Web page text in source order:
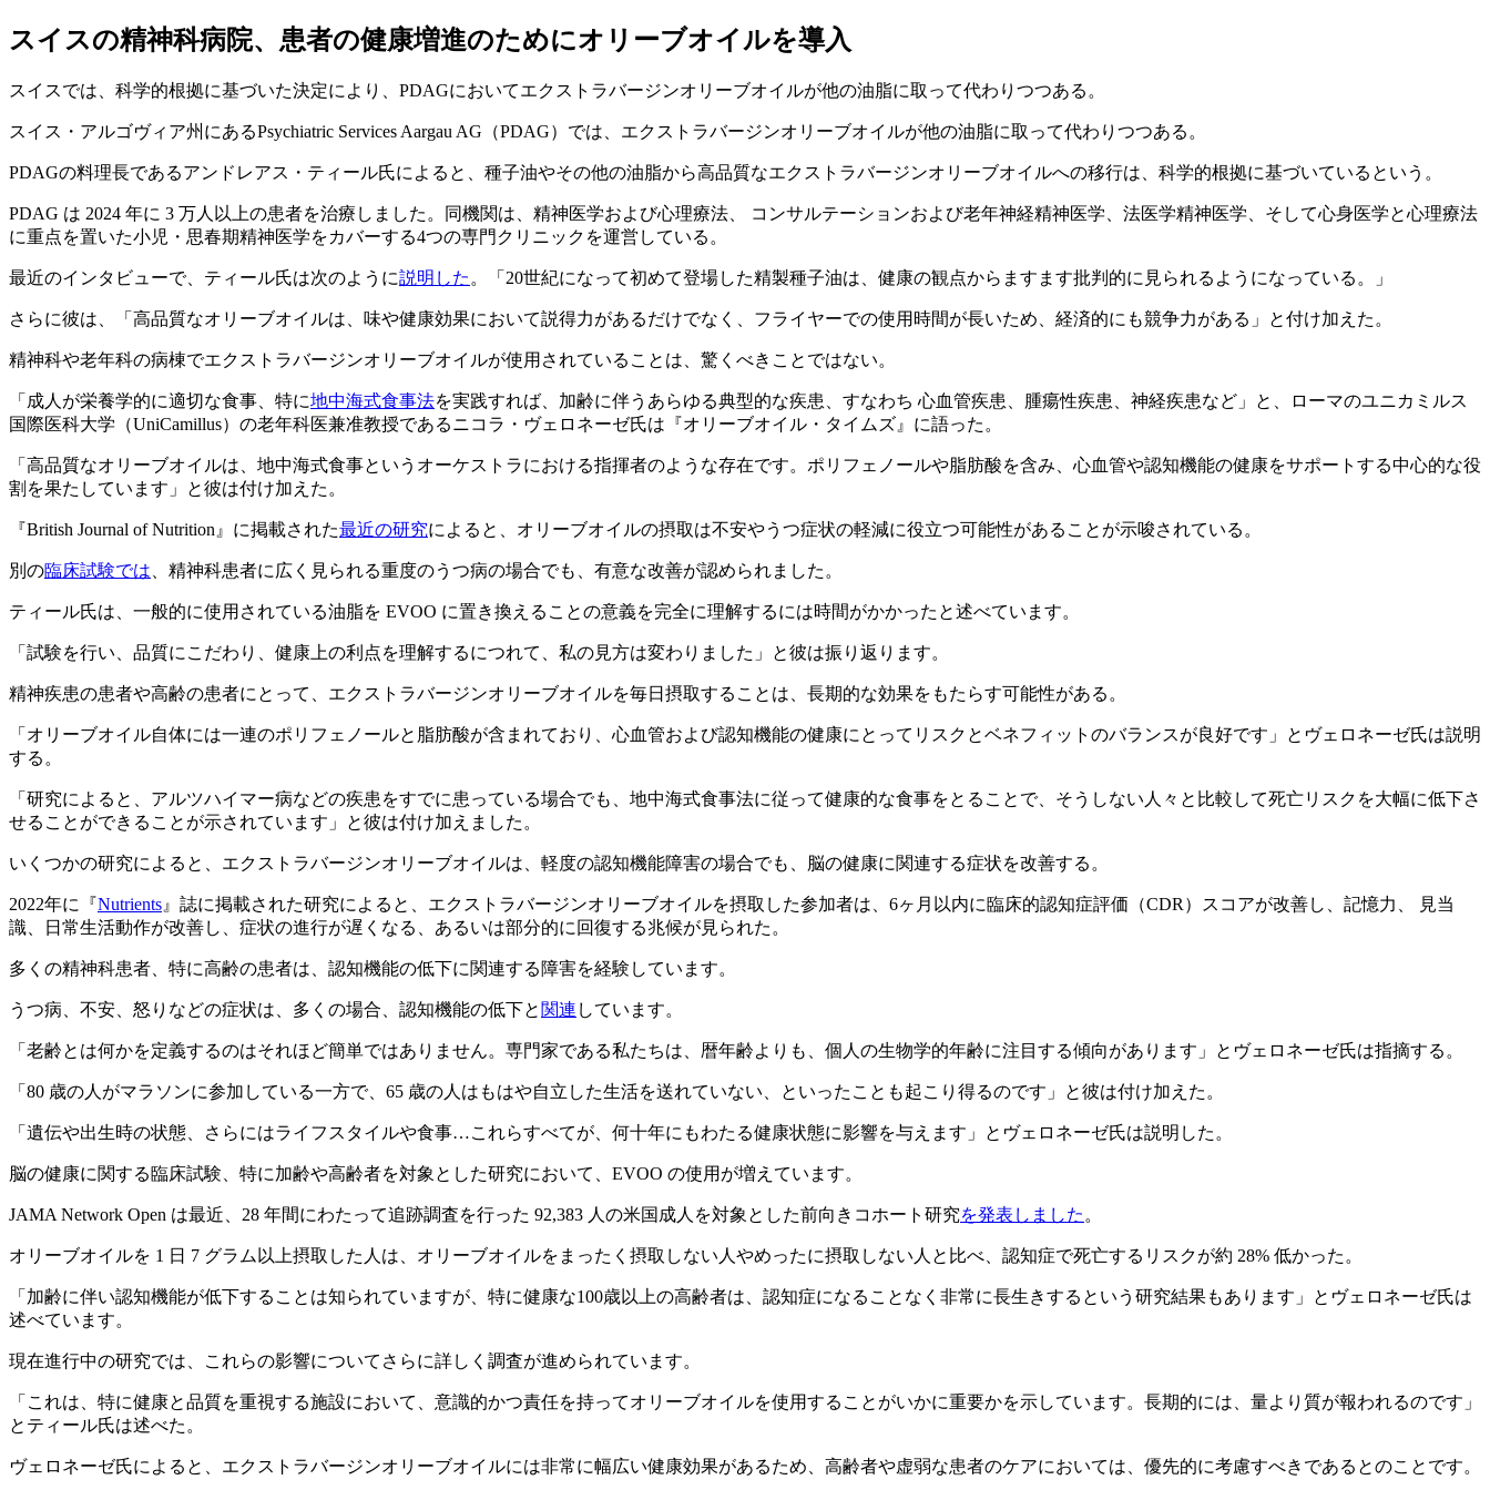
スイスの精神科病院、患者の健康増進のためにオリーブオイルを導入
スイスでは、科学的根拠に基づいた決定により、PDAGにおいてエクストラバージンオリーブオイルが他の油脂に取って代わりつつある。
スイス・アルゴヴィア州にあるPsychiatric Services Aargau AG（PDAG）では、エクストラバージンオリーブオイルが他の油脂に取って代わりつつある。
PDAGの料理長であるアンドレアス・ティール氏によると、種子油やその他の油脂から高品質なエクストラバージンオリーブオイルへの移行は、科学的根拠に基づいているという。
PDAG は 2024 年に 3 万人以上の患者を治療しました。同機関は、精神医学および心理療法、 コンサルテーションおよび老年神経精神医学、法医学精神医学、そして心身医学と心理療法
に重点を置いた小児・思春期精神医学をカバーする4つの専門クリニックを運営している。
最近のインタビューで、ティール氏は次のように説明した 。「20世紀になって初めて登場した精製種子油は、健康の観点からますます批判的に見られるようになっている。」
さらに彼は、「高品質なオリーブオイルは、味や健康効果において説得力があるだけでなく、フライヤーでの使用時間が長いため、経済的にも競争力がある」と付け加えた。
精神科や老年科の病棟でエクストラバージンオリーブオイルが使用されていることは、驚くべきことではない。
「 成人が栄養学的に適切な食事、特に地中海式食事法を実践すれば、加齢に伴うあらゆる典型的な疾患、すなわち 心血管疾患、腫瘍性疾患、神経疾患など」と、ローマのユニカミルス
国際医科大学（UniCamillus）の老年科医兼准教授であるニコラ・ヴェロネーゼ氏は『オリーブオイル・タイムズ』に語った。
「高品質なオリーブオイルは、地中海式食事というオーケストラにおける指揮者のような存在です。ポリフェノールや脂肪酸を含み、心血管や認知機能の健康をサポートする中心的な役
割を果たしています」と彼は付け加えた。
『British Journal of Nutrition』に掲載された最近の研究によると、オリーブオイルの摂取は不安やうつ症状の軽減に役立つ可能性があることが示唆されている。
別の臨床試験では 、精神科患者に広く見られる重度のうつ病の場合でも、有意な改善が認められました。
ティール氏は、一般的に使用されている油脂を EVOO に置き換えることの意義を完全に理解するには時間がかかったと述べています。
「試験を行い、品質にこだわり、健康上の利点を理解するにつれて、私の見方は変わりました」と彼は振り返ります。
精神疾患の患者や高齢の患者にとって、エクストラバージンオリーブオイルを毎日摂取することは、長期的な効果をもたらす可能性がある。
「オリーブオイル自体には一連のポリフェノールと脂肪酸が含まれており、心血管および認知機能の健康にとってリスクとベネフィットのバランスが良好です」とヴェロネーゼ氏は説明
する。
「研究によると、アルツハイマー病などの疾患をすでに患っている場合でも、地中海式食事法に従って健康的な食事をとることで、そうしない人々と比較して死亡リスクを大幅に低下さ
せることができることが示されています」と彼は付け加えました。
いくつかの研究によると、エクストラバージンオリーブオイルは、軽度の認知機能障害の場合でも、脳の健康に関連する症状を改善する。
2022年に『Nutrients 』誌に掲載された研究によると、エクストラバージンオリーブオイルを摂取した参加者は、6ヶ月以内に臨床的認知症評価（CDR）スコアが改善し、記憶力、 見当
識、日常生活動作が改善し、症状の進行が遅くなる、あるいは部分的に回復する兆候が見られた。
多くの精神科患者、特に高齢の患者は、認知機能の低下に関連する障害を経験しています。
うつ病、不安、怒りなどの症状は、多くの場合、認知機能の低下と 関連 しています。
「 老齢とは何かを定義するのはそれほど簡単ではありません。専門家である私たちは、暦年齢よりも、個人の生物学的年齢に注目する傾向があります」とヴェロネーゼ氏は指摘する。
「80 歳の人がマラソンに参加している一方で、65 歳の人はもはや自立した生活を送れていない、といったことも起こり得るのです」と彼は付け加えた。
「遺伝や出生時の状態、さらにはライフスタイルや食事…これらすべてが、何十年にもわたる健康状態に影響を与えます」とヴェロネーゼ氏は説明した。
脳の健康に関する臨床試験、特に加齢や高齢者を対象とした研究において、EVOO の使用が増えています。
JAMA Network Open は最近、28 年間にわたって追跡調査を行った 92,383 人の米国成人を対象とした前向きコホート研究を発表しました 。
オリーブオイルを 1 日 7 グラム以上摂取した人は、オリーブオイルをまったく摂取しない人やめったに摂取しない人と比べ、認知症で死亡するリスクが約 28% 低かった。
「加齢に伴い認知機能が低下することは知られていますが、特に健康な100歳以上の高齢者は、認知症になることなく非常に長生きするという研究結果もあります」とヴェロネーゼ氏は
述べています。
現在進行中の研究では、これらの影響についてさらに詳しく調査が進められています。
「 これは、特に健康と品質を重視する施設において、意識的かつ責任を持ってオリーブオイルを使用することがいかに重要かを示しています。長期的には、量より質が報われるのです」
とティール氏は述べた。
ヴェロネーゼ氏によると、エクストラバージンオリーブオイルには非常に幅広い健康効果があるため、高齢者や虚弱な患者のケアにおいては、優先的に考慮すべきであるとのことです。